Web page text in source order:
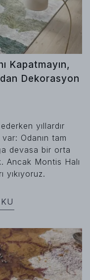
Kapatmayın,
Dekorasyon
yıllardır
var: Odanın tam
devasa bir orta
Ancak Montis Halı
yıkıyoruz.